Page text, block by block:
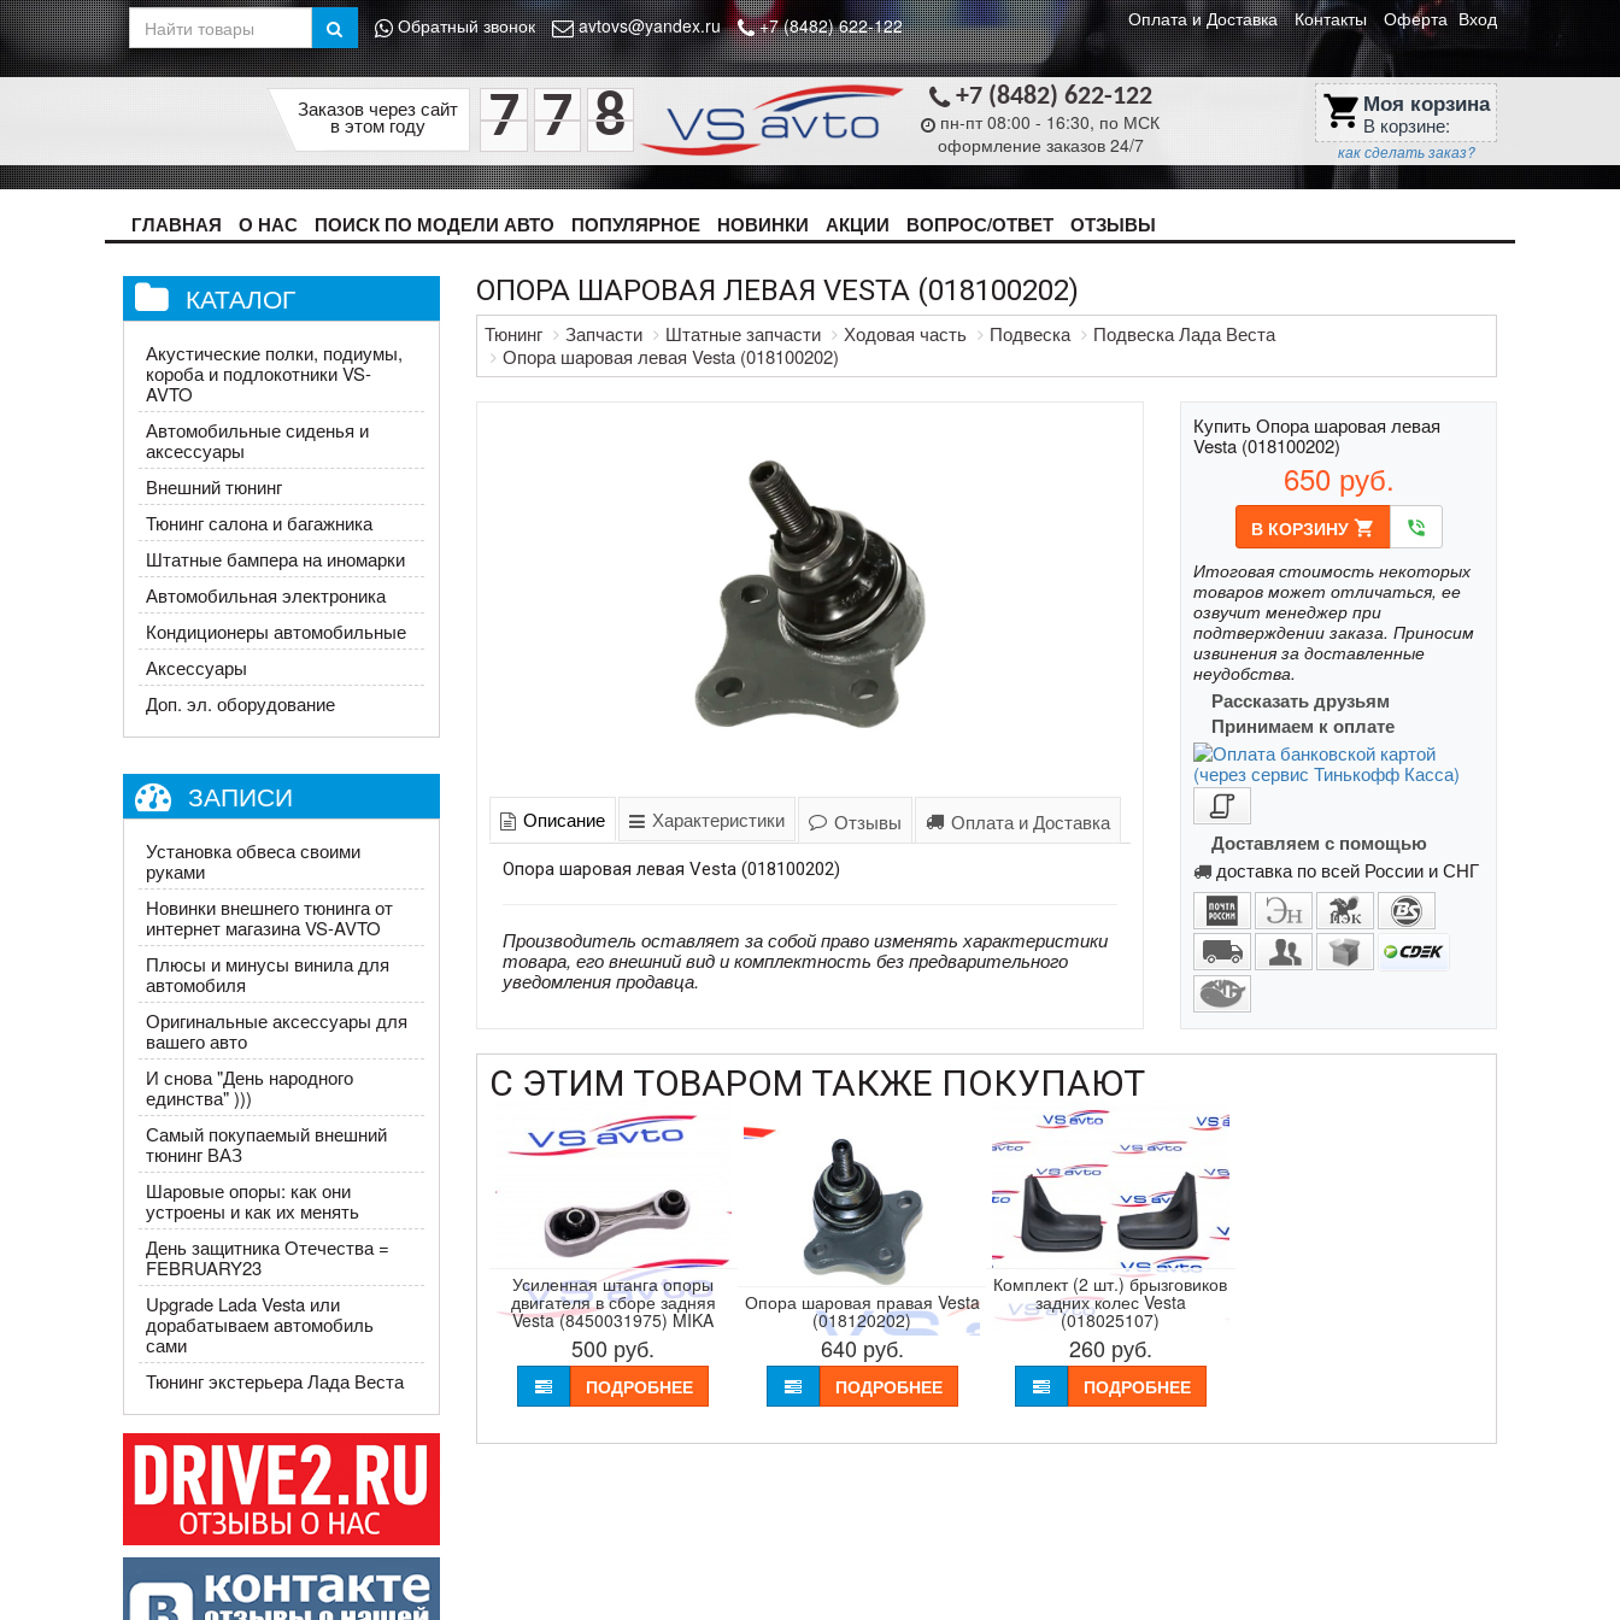
Обратный звонок avtovs@yandex.ru +7 (8482) 622-122 Оплата и Доставка Контакты Оферта Вход
Заказов через сайт
в этом году 7 7 8 +7 (8482) 622-122
пн-пт 08:00 - 16:30, по МСК
оформление заказов 24/7
shopping_cart Моя корзина
В корзине:
как сделать заказ?
ГЛАВНАЯ О НАС ПОИСК ПО МОДЕЛИ АВТО ПОПУЛЯРНОЕ НОВИНКИ АКЦИИ ВОПРОС/ОТВЕТ ОТЗЫВЫ
КАТАЛОГ
Акустические полки, подиумы,
короба и подлокотники VS-
AVTO
Автомобильные сиденья и
аксессуары
Внешний тюнинг
Тюнинг салона и багажника
Штатные бампера на иномарки
Автомобильная электроника
Кондиционеры автомобильные
Аксессуары
Доп. эл. оборудование
ЗАПИСИ
Установка обвеса своими
руками
Новинки внешнего тюнинга от
интернет магазина VS-AVTO
Плюсы и минусы винила для
автомобиля
Оригинальные аксессуары для
вашего авто
И снова "День народного
единства" )))
Самый покупаемый внешний
тюнинг ВАЗ
Шаровые опоры: как они
устроены и как их менять
День защитника Отечества =
FEBRUARY23
Upgrade Lada Vesta или
дорабатываем автомобиль
сами
Тюнинг экстерьера Лада Веста
ОПОРА ШАРОВАЯ ЛЕВАЯ VESTA (018100202)
Тюнинг Запчасти Штатные запчасти Ходовая часть Подвеска
Подвеска Лада Веста
Опора шаровая левая Vesta (018100202)
Описание Характеристики Отзывы Оплата и Доставка
Опора шаровая левая Vesta (018100202)
Производитель оставляет за собой право изменять характеристики
товара, его внешний вид и комплектность без предварительного
уведомления продавца.
Купить Опора шаровая левая
Vesta (018100202)
650 руб.
В КОРЗИНУ shopping_cart phone_in_talk
Итоговая стоимость некоторых
товаров может отличаться, ее
озвучит менеджер при
подтверждении заказа. Приносим
извинения за доставленные
неудобства.
Рассказать друзьям
Принимаем к оплате
Доставляем с помощью
доставка по всей России и СНГ
С ЭТИМ ТОВАРОМ ТАКЖЕ ПОКУПАЮТ
Усиленная штанга опоры
двигателя в сборе задняя
Vesta (8450031975) MIKA
500 руб.
ПОДРОБНЕЕ
Опора шаровая правая Vesta
(018120202)
640 руб.
ПОДРОБНЕЕ
Комплект (2 шт.) брызговиков
задних колес Vesta
(018025107)
260 руб.
ПОДРОБНЕЕ